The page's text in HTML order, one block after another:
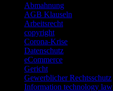
Abmahnung
AGB Klauseln
Arbeitsrecht
copyright
Corona-Krise
Datenschutz
eCommerce
Gericht
Gewerblicher Rechtsschutz
Information technology law